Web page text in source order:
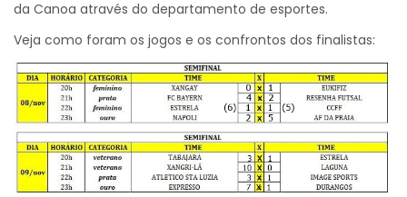
da Canoa através do departamento de esportes.
Veja como foram os jogos e os confrontos dos finalistas: